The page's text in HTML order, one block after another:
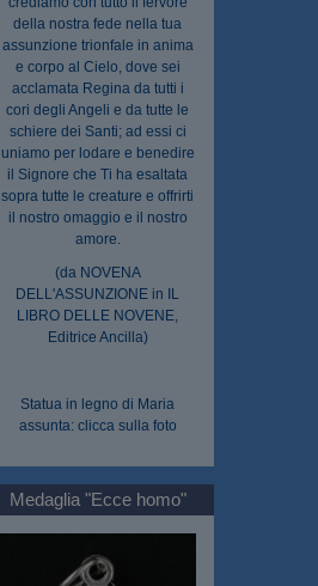
della nostra fede nella tua
assunzione trionfale in anima
e corpo al Cielo, dove sei
acclamata Regina da tutti i
cori degli Angeli e da tutte le
schiere dei Santi; ad essi ci
uniamo per lodare e benedire
il Signore che Ti ha esaltata
sopra tutte le creature e offrirti
il nostro omaggio e il nostro
amore.
(da NOVENA
DELL'ASSUNZIONE in IL
LIBRO DELLE NOVENE,
Editrice Ancilla)
Statua in legno di Maria
assunta: clicca sulla foto
Medaglia "Ecce homo"